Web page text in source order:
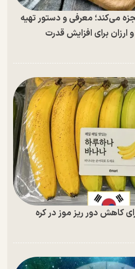
می‌کند؛ معرفی و دستور تهیه
برای افزایش قدرت
کاهش دور ریز موز در کره